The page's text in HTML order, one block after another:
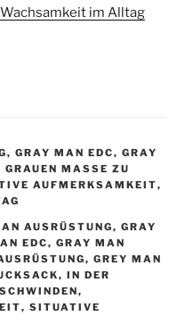
im Alltag
,GRAY MAN EDC,GRAY
GRAUEN MASSE ZU
AUFMERKSAMKEIT,
AUSRÜSTUNG,GRAY
EDC,GRAY MAN
,GREY MAN
,IN DER
,
,SITUATIVE